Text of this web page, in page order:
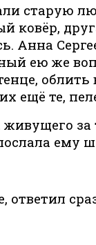
старую
ковёр,
Анна
ею же
ещё те,
ему
ответил